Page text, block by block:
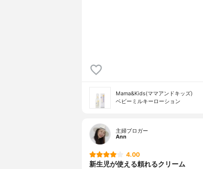
Mama&Kids(ママアンドキッズ)
ベビーミルキーローション
主婦ブロガー
Ann
4.00
新生児が使える頼れるクリーム